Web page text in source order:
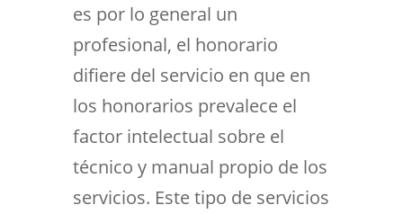
es por lo general un
profesional, el honorario
difiere del servicio en que en
los honorarios prevalece el
factor intelectual sobre el
técnico y manual propio de los
servicios. Este tipo de servicios